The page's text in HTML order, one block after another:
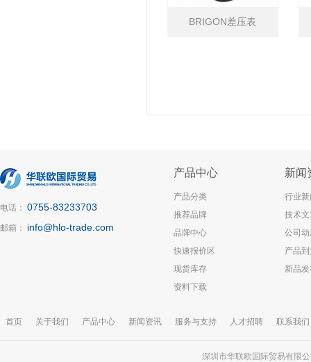
BRIGON差压表
电话： 0755-83233703
邮箱： info@hlo-trade.com
产品中心
产品分类
推荐品牌
品牌中心
快速报价区
现货库存
资料下载
新闻
行业
技术
公司
产品
新品
首页 关于我们 产品中心 新闻资讯 服务与支持 人才招聘 联系我们
深圳市华联欧国际贸易有限